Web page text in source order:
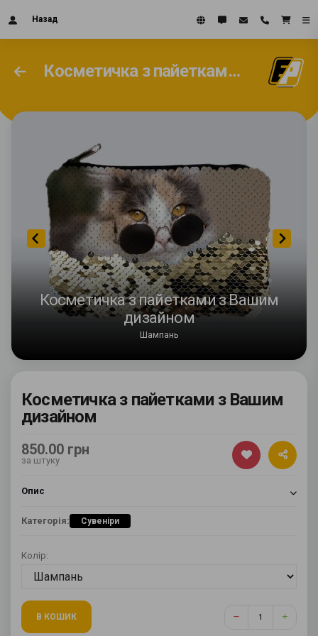
Назад
Косметичка з пайетками з Вашим дизайном
Косметичка з пайетками з Вашим
дизайном
Шампань
Косметичка з пайетками з Вашим
дизайном
850.00 грн
за штуку
Опис
Категорія: Сувеніри
Колір:
В КОШИК